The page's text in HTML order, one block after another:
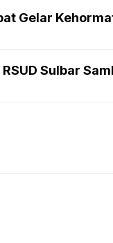
Gelar
Sulbar